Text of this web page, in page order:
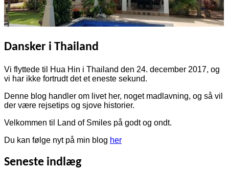
Dansker i Thailand
Vi flyttede til Hua Hin i Thailand den 24. december 2017, og
vi har ikke fortrudt det et eneste sekund.
Denne blog handler om livet her, noget madlavning, og så vil
der være rejsetips og sjove historier.
Velkommen til Land of Smiles på godt og ondt.
Du kan følge nyt på min blog her
Seneste indlæg